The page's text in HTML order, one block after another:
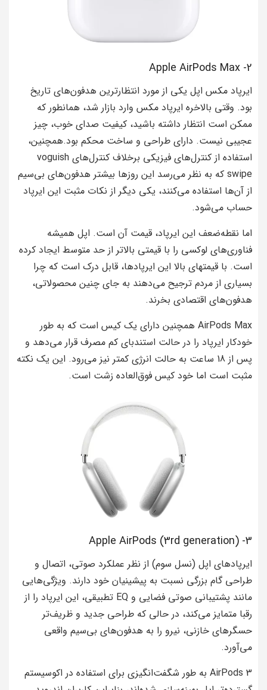
2- Apple AirPods Max
ایرپاد مکس اپل یکی از مورد انتظارترین هدفون‌های تاریخ
بود. وقتی بالاخره ایرپاد مکس وارد بازار شد، همانطور که
ممکن است انتظار داشته باشید، کیفیت صدای خوب، چیز
عجیبی نیست. دارای طراحی و ساخت محکم بود.همچنین،
استفاده از کنترل‌های فیزیکی برخلاف کنترل‌های voguish
swipe که به نظر می‌رسد این روزها بیشتر هدفون‌های بی‌سیم
از آن‌ها استفاده می‌کنند، یکی دیگر از نکات مثبت این ایرپاد
حساب می‌شود.
اما نقطه‌ضعف این ایرپاد، قیمت آن است. اپل همیشه
فناوری‌های لوکسی را با قیمتی بالاتر از حد متوسط ایجاد کرده
است. با قیمتهای بالا این ایرپادها، قابل درک است که چرا
بسیاری از مردم ترجیح می‌دهند به جای چنین محصولاتی،
هدفون‌های اقتصادی بخرند.
AirPods Max همچنین دارای یک کیس است که به طور
خودکار ایرپاد را در حالت استندبای کم مصرف قرار می‌دهد و
پس از 18 ساعت به حالت انرژی کمتر نیز می‌رود. این یک نکته
مثبت است اما خود کیس فوق‌العاده زشت است.
3- Apple AirPods (3rd generation)
ایرپادهای اپل (نسل سوم) از نظر عملکرد صوتی، اتصال و
طراحی گام بزرگی نسبت به پیشینیان خود دارند. ویژگی‌هایی
مانند پشتیبانی صوتی فضایی و EQ تطبیقی، این ایرپاد را از
رقبا متمایز می‌کند، در حالی که طراحی جدید و ظریف‌تر
حسگرهای خازنی، نیرو را به هدفون‌های بی‌سیم واقعی
می‌آورد.
AirPods 3 به طور شگفت‌انگیزی برای استفاده در اکوسیستم